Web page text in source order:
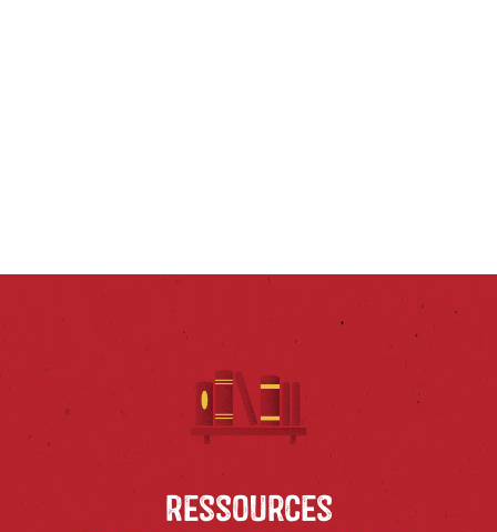
Ressources